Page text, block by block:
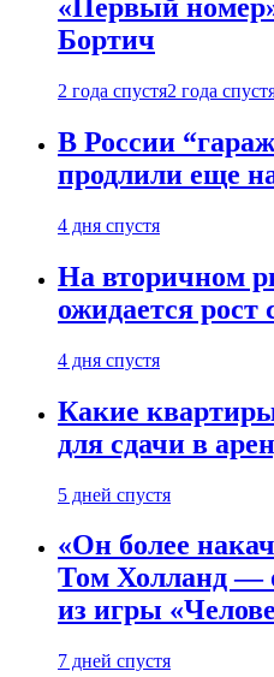
«Первый
Бортич
2 года спустя2 года
В России
продлили еще
4 дня спустя
На вторичном
ожидается рост
4 дня спустя
Какие
для сдачи в
5 дней спустя
«Он более
Том Холланд —
из игры
7 дней спустя